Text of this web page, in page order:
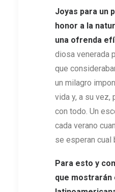
Joyas para un
honor a la
una ofrenda
diosa venerada
que
un milagro
vida y, a su vez,
con todo. Un
cada verano
se esperan cual
Para esto y
que mostrarán